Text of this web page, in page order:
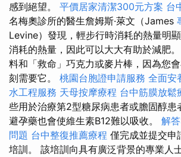
感到絕望。 平價居家清潔300元方案 台
名梅奧診所的醫生詹姆斯·萊文（James
Levine）發現，輕步行時消耗的熱量明
消耗的熱量，因此可以大大有助於減肥
料和「救命」巧克力或麥片棒，因為您
刻需要它。 桃園台胞證申請服務 全面安
水工程服務 天母按摩療程 台中筋膜放鬆
些用於治療第2型糖尿病患者或膽固醇患
避孕藥也會使維生素B12難以吸收。 解
問題 台中整復推薦療程 僅完成並提交申
培訓。 該培訓向具有廣泛背景的專業人